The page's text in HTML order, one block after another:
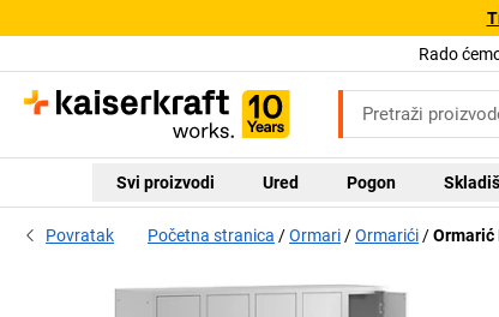
Rado
Svi proizvodi Ured Pogon
Povratak Početna stranica Ormari Ormarići Ormarić